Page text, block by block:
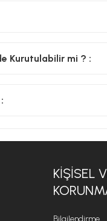
Kurutulabilir mi ? :
KİŞİSEL
Bilgilendirme